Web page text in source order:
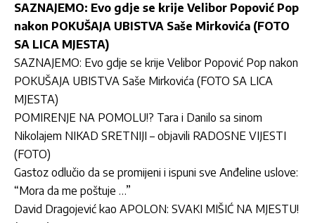
SAZNAJEMO: Evo gdje se krije Velibor Popović Pop
nakon POKUŠAJA UBISTVA Saše Mirkovića (FOTO
SA LICA MJESTA)
SAZNAJEMO: Evo gdje se krije Velibor Popović Pop nakon
POKUŠAJA UBISTVA Saše Mirkovića (FOTO SA LICA
MJESTA)
POMIRENJE NA POMOLU!? Tara i Danilo sa sinom
Nikolajem NIKAD SRETNIJI – objavili RADOSNE VIJESTI
(FOTO)
Gastoz odlučio da se promijeni i ispuni sve Anđeline uslove:
“Mora da me poštuje …”
David Dragojević kao APOLON: SVAKI MIŠIĆ NA MJESTU!